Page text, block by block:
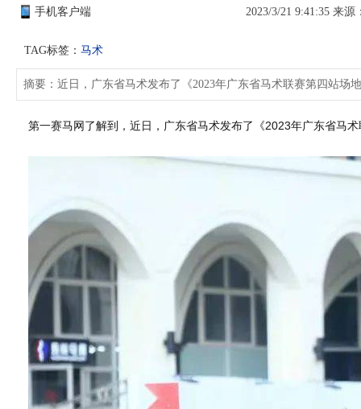
手机客户端 2023/3/21 9:41:35 来源
TAG标签： 马术
摘要：近日，广东省马术发布了《2023年广东省马术联赛第四站场
第一赛马网了解到，近日，广东省马术发布了《2023年广东省马